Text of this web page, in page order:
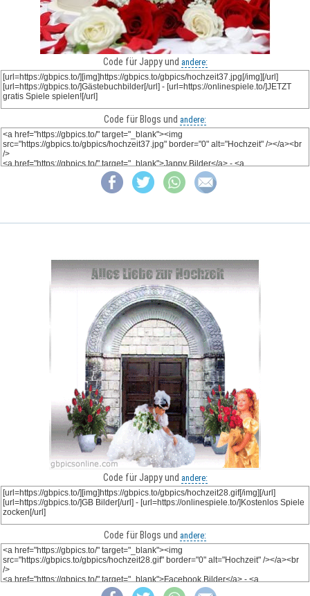
Code für Jappy und andere:
Code für Blogs und andere:
Code für Jappy und andere:
Code für Blogs und andere: